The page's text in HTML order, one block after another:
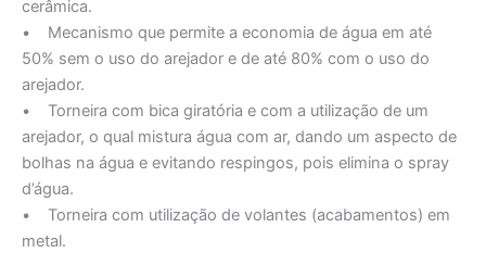
cerâmica.
• Mecanismo que permite a economia de água em até
50% sem o uso do arejador e de até 80% com o uso do
arejador.
• Torneira com bica giratória e com a utilização de um
arejador, o qual mistura água com ar, dando um aspecto de
bolhas na água e evitando respingos, pois elimina o spray
d’água.
• Torneira com utilização de volantes (acabamentos) em
metal.